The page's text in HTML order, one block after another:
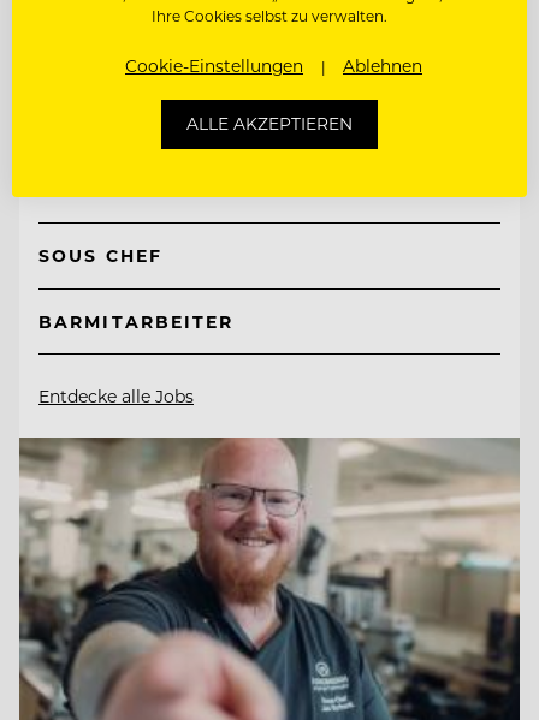
TOP ARBEITGEBER
Hotel Hochschober
SOUS CHEF
BARMITARBEITER
Entdecke alle Jobs
Ihre Cookies selbst zu verwalten.
Cookie-Einstellungen Ablehnen
ALLE AKZEPTIEREN